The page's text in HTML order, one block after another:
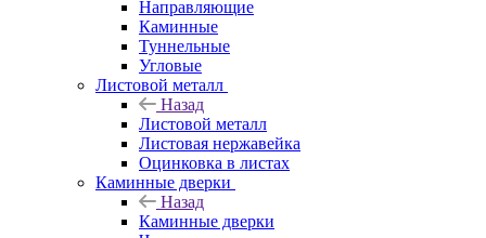
Направляющие
Каминные
Туннельные
Угловые
Листовой металл
Назад
Листовой металл
Листовая нержавейка
Оцинковка в листах
Каминные дверки
Назад
Каминные дверки